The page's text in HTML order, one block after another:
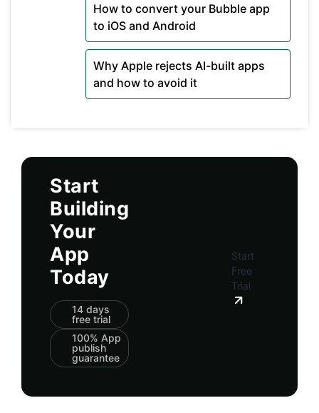
How to convert your Bubble app
to iOS and Android
Why Apple rejects AI-built apps
and how to avoid it
Start
Building
Your
App
Today
14 days
free trial
100% App
publish
guarantee
Start
Free
Trial